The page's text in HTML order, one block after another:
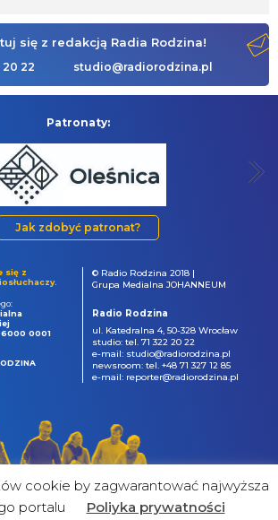
się z redakcją Radia Rodzina!
20 22 studio@radiorodzina.pl
Patronaty:
Jak zdobyć patronat?
się z
6000 0001
© Radio Rodzina 2018 |
Grupa Medialna JOHANNEUM
Radio Rodzina
ul. Katedralna 4, 50-328 Wrocław
studio: tel. 71 322 20 22
e-mail: studio@radiorodzina.pl
newsroom: tel. +48 71 327 12 85
e-mail: reporter@radiorodzina.pl
cookie by zagwarantować najwyższa
portalu
Poliyka prywatności